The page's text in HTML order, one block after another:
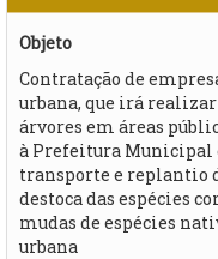
Objeto
Contratação de
urbana, que irá
árvores em áreas
à Prefeitura Municipal
transporte e replantio
destoca das espécies
mudas de espécies
urbana